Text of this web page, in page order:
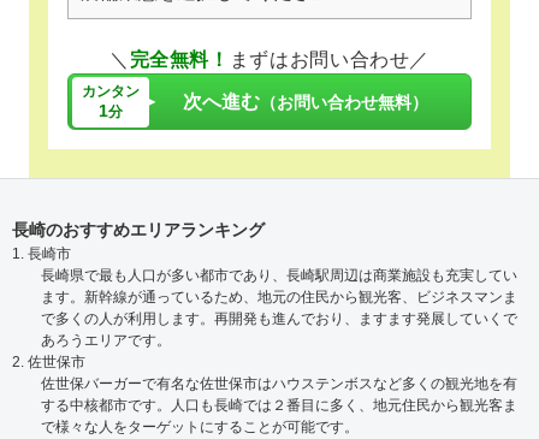
＼ 完全無料！ まずはお問い合わせ／
カンタン
1分 次へ進む （お問い合わせ無料）
長崎のおすすめエリアランキング
1. 長崎市
長崎県で最も人口が多い都市であり、長崎駅周辺は商業施設も充実してい
ます。新幹線が通っているため、地元の住民から観光客、ビジネスマンま
で多くの人が利用します。再開発も進んでおり、ますます発展していくで
あろうエリアです。
2. 佐世保市
佐世保バーガーで有名な佐世保市はハウステンボスなど多くの観光地を有
する中核都市です。人口も長崎では２番目に多く、地元住民から観光客ま
で様々な人をターゲットにすることが可能です。